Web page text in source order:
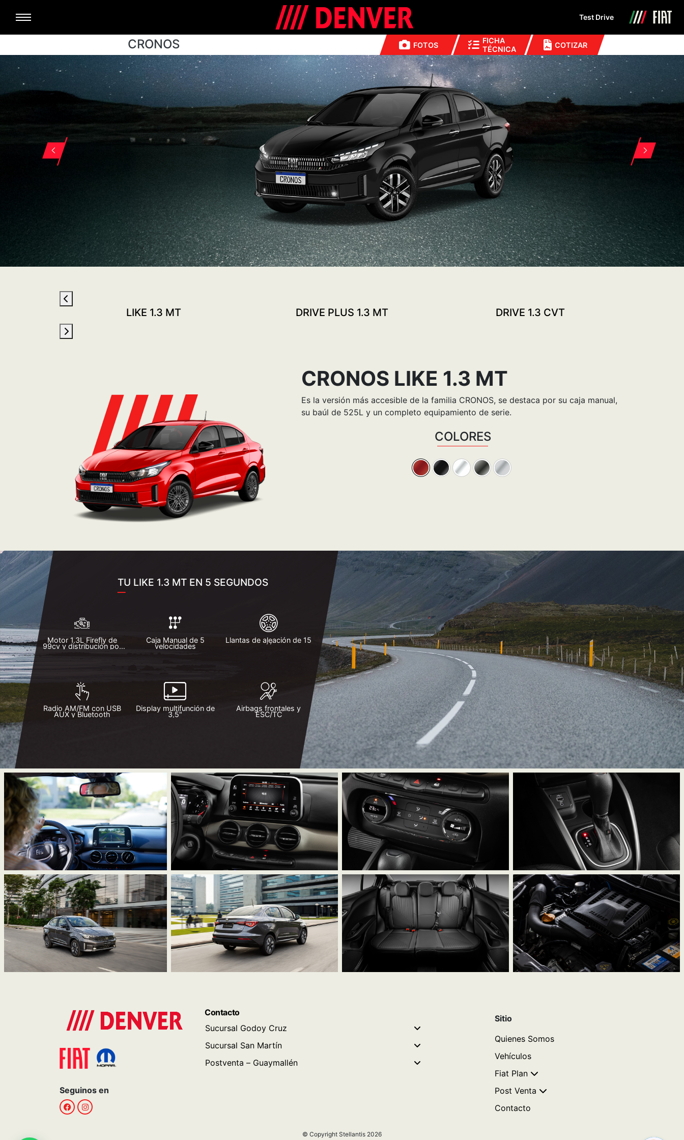
Test Drive
CRONOS FOTOS
FICHA
TÉCNICA
COTIZAR
LIKE 1.3 MT DRIVE PLUS 1.3 MT DRIVE 1.3 CVT
CRONOS LIKE 1.3 MT
Es la versión más accesible de la familia CRONOS, se destaca por su caja manual,
su baúl de 525L y un completo equipamiento de serie.
COLORES
TU LIKE 1.3 MT EN 5 SEGUNDOS
Motor 1.3L Firefly de
99cv y distribución por
cadena
Caja Manual de 5
velocidades
Llantas de aleación de 15
´´
Radio AM/FM con USB
AUX y Bluetooth
Display multifunción de
3,5"
Airbags frontales y
ESC/TC
Seguinos en
Contacto
Sucursal Godoy Cruz
Sucursal San Martín
Postventa – Guaymallén
Sitio
Quienes Somos
Vehículos
Fiat Plan
Post Venta
Contacto
© Copyright Stellantis 2026